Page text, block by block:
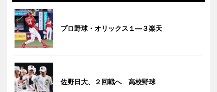
プロ野球・オリックス１―３楽天
佐野日大、２回戦へ 高校野球